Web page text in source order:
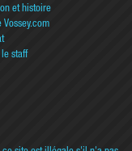
et histoire
Vossey.com
staff